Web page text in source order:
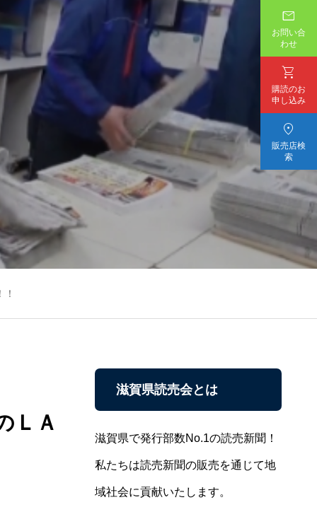

お問い合
わせ

購読のお
申し込み

販売店検
索
ＬＡ
滋賀県読売会とは
滋賀県で発行部数No.1の読売新聞！
私たちは読売新聞の販売を通じて地
域社会に貢献いたします。